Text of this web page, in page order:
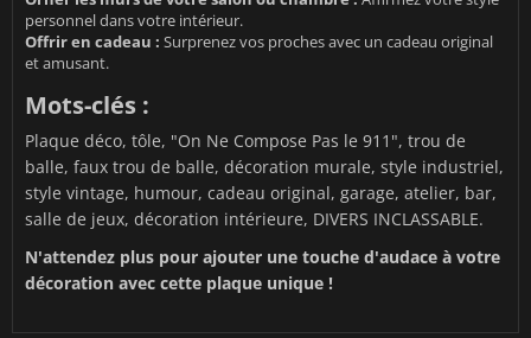
personnel dans votre intérieur.
Offrir en cadeau : Surprenez vos proches avec un cadeau original
et amusant.
Mots-clés :
Plaque déco, tôle, "On Ne Compose Pas le 911", trou de
balle, faux trou de balle, décoration murale, style industriel,
style vintage, humour, cadeau original, garage, atelier, bar,
salle de jeux, décoration intérieure, DIVERS INCLASSABLE.
N'attendez plus pour ajouter une touche d'audace à votre
décoration avec cette plaque unique !